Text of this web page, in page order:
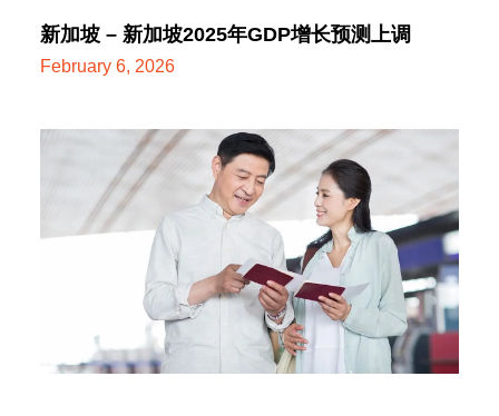
新加坡 – 新加坡2025年GDP增长预测上调
February 6, 2026